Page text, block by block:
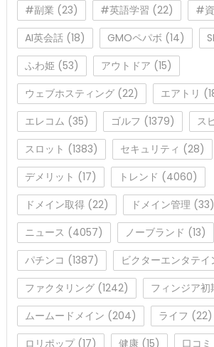
#副業 (23) #英語学習 (22) #
AI英会話(18) GMOペパボ (14)
ふわ姫 (53) アウトドア (15)
ウェブホスティング(22) エアトリ
エレコム (35) ゴルフ (1379) ス
スロット (1383) セキュリティ (28)
デメリット (17) トレンド (4060)
ドメイン取得(22) ドメイン管理 (33)
ニュース (4057) ノーブランド (13)
パチンコ (1387) ビクターエンタテイ
ファクタリング(1242) フィンジア初
ムームードメイン (204) ライフ (22)
ロリポップ(17) 健康(15) 口コミ